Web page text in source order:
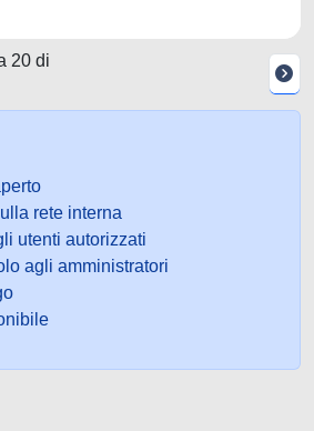
20 di
rete interna
utenti autorizzati
agli amministratori